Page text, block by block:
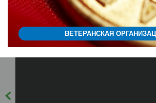
ВЕТЕРАНСКАЯ